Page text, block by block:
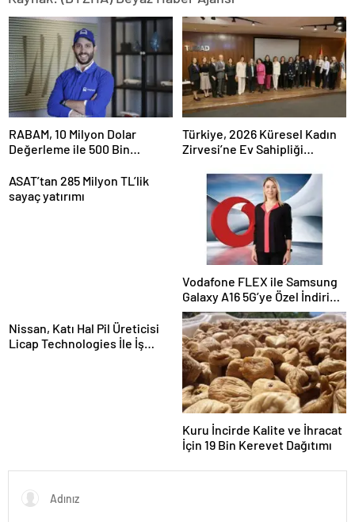
RABAM, 10 Milyon Dolar
Değerleme ile 500 Bin
Türkiye, 2026 Küresel Kadın
Zirvesi’ne Ev Sahipliği
ASAT’tan 285 Milyon TL’lik
sayaç yatırımı
Vodafone FLEX ile Samsung
Galaxy A16 5G’ye Özel İndirim
ve İnternet Hediyesi
Nissan, Katı Hal Pil Üreticisi
Licap Technologies İle İş
Kuru İncirde Kalite ve İhracat
İçin 19 Bin Kerevet Dağıtımı